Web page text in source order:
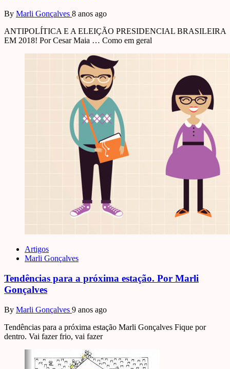
By Marli Gonçalves 8 anos ago
ANTIPOLÍTICA E A ELEIÇÃO PRESIDENCIAL BRASILEIRA
EM 2018! Por Cesar Maia … Como em geral
Artigos
Marli Gonçalves
Tendências para a próxima estação. Por Marli
Gonçalves
By Marli Gonçalves 9 anos ago
Tendências para a próxima estação Marli Gonçalves Fique por
dentro. Vai fazer frio, vai fazer